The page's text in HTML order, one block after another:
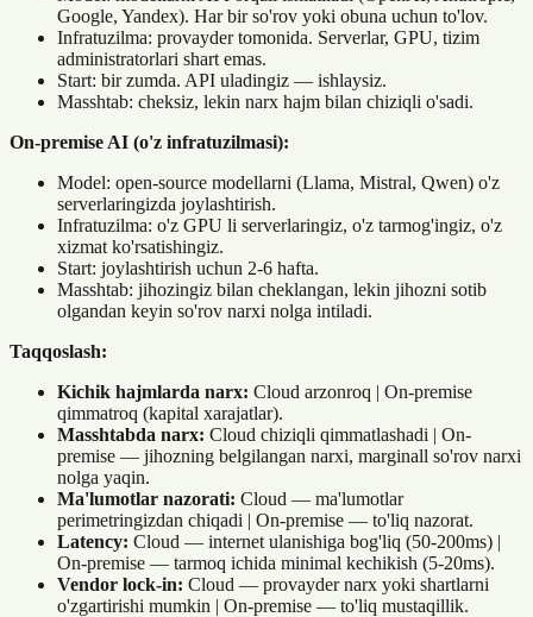
Google, Yandex). Har bir so'rov yoki obuna uchun to'lov.
Infratuzilma: provayder tomonida. Serverlar, GPU, tizim
administratorlari shart emas.
Start: bir zumda. API uladingiz — ishlaysiz.
Masshtab: cheksiz, lekin narx hajm bilan chiziqli o'sadi.
On-premise AI (o'z infratuzilmasi):
Model: open-source modellarni (Llama, Mistral, Qwen) o'z
serverlaringizda joylashtirish.
Infratuzilma: o'z GPU li serverlaringiz, o'z tarmog'ingiz, o'z
xizmat ko'rsatishingiz.
Start: joylashtirish uchun 2-6 hafta.
Masshtab: jihozingiz bilan cheklangan, lekin jihozni sotib
olgandan keyin so'rov narxi nolga intiladi.
Taqqoslash:
Kichik hajmlarda narx: Cloud arzonroq | On-premise
qimmatroq (kapital xarajatlar).
Masshtabda narx: Cloud chiziqli qimmatlashadi | On-
premise — jihozning belgilangan narxi, marginall so'rov narxi
nolga yaqin.
Ma'lumotlar nazorati: Cloud — ma'lumotlar
perimetringizdan chiqadi | On-premise — to'liq nazorat.
Latency: Cloud — internet ulanishiga bog'liq (50-200ms) |
On-premise — tarmoq ichida minimal kechikish (5-20ms).
Vendor lock-in: Cloud — provayder narx yoki shartlarni
o'zgartirishi mumkin | On-premise — to'liq mustaqillik.